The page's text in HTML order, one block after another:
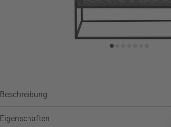
Beschreibung
Eigenschaften